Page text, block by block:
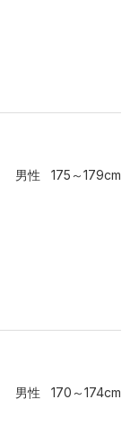
男性 175～179cm
男性 170～174cm